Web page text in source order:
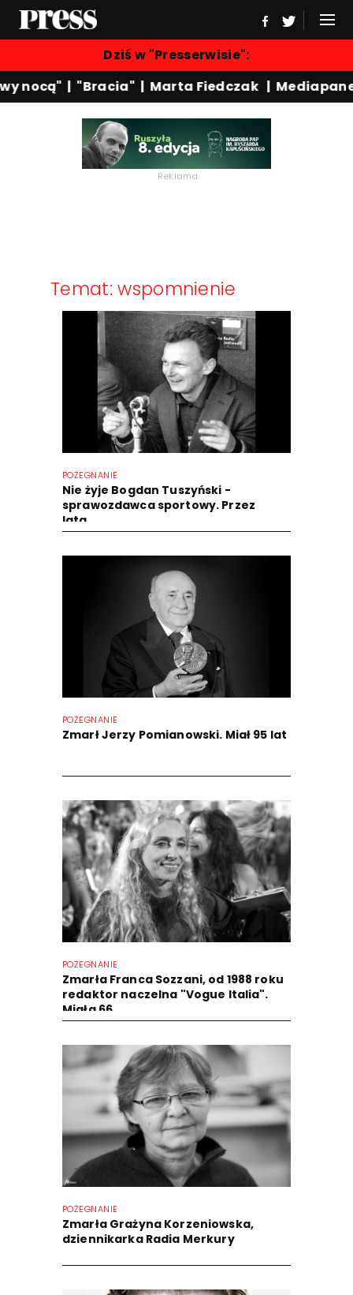
Dziś w "Presserwisie":
nocą" |"Bracia"| Marta Fiedczak |
Reklama
Temat: wspomnienie
POŻEGNANIE
Nie żyje Bogdan Tuszyński -
sprawozdawca sportowy. Przez
lata...
POŻEGNANIE
Zmarł Jerzy Pomianowski. Miał 95 lat
POŻEGNANIE
Zmarła Franca Sozzani, od 1988 roku
redaktor naczelna "Vogue Italia".
Miała 66...
POŻEGNANIE
Zmarła Grażyna Korzeniowska,
dziennikarka Radia Merkury